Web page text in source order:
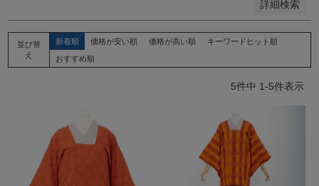
詳細検索
並び替
え
新着順 価格が安い順 価格が高い順
キーワードヒット順
おすすめ順
5件中 1-5件表示